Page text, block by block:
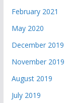
February 2021
May 2020
December 2019
November 2019
August 2019
July 2019